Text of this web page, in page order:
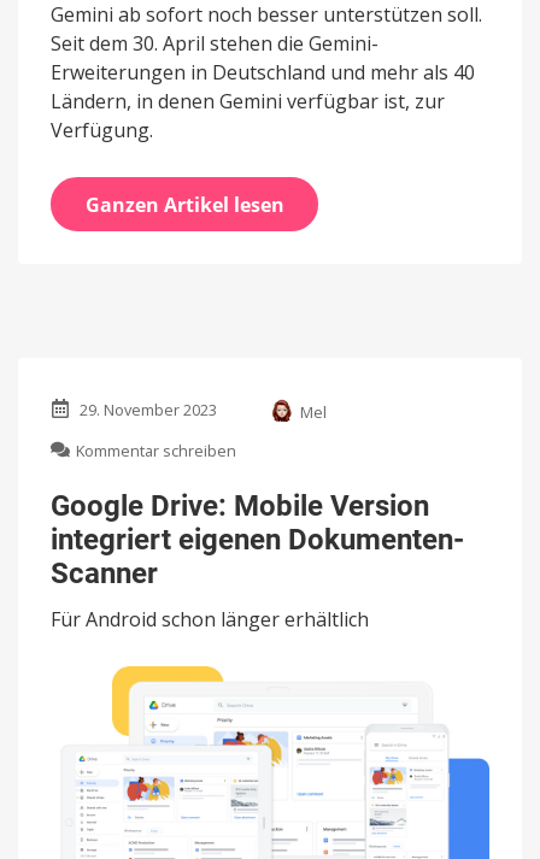
Gemini ab sofort noch besser unterstützen soll.
Seit dem 30. April stehen die Gemini-
Erweiterungen in Deutschland und mehr als 40
Ländern, in denen Gemini verfügbar ist, zur
Verfügung.
Ganzen Artikel lesen
29. November 2023
Mel
Kommentar schreiben
Drive:
Mobile
Version
Dokumenten-
Scanner
Google Drive: Mobile Version
integriert eigenen Dokumenten-
Scanner
Für Android schon länger erhältlich